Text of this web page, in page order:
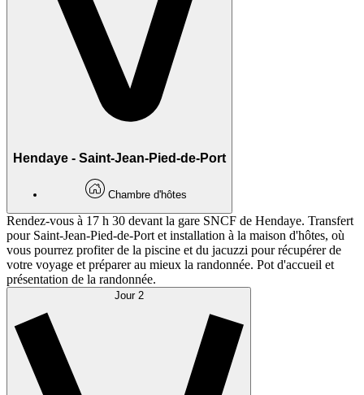
Hendaye - Saint-Jean-Pied-de-Port
Chambre d'hôtes
Rendez-vous à 17 h 30 devant la gare SNCF de Hendaye. Transfert
pour Saint-Jean-Pied-de-Port et installation à la maison d'hôtes, où
vous pourrez profiter de la piscine et du jacuzzi pour récupérer de
votre voyage et préparer au mieux la randonnée. Pot d'accueil et
présentation de la randonnée.
Jour 2